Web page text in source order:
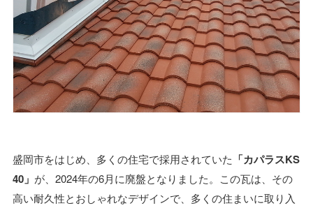
盛岡市をはじめ、多くの住宅で採用されていた 「カパラスKS
40」 が、2024年の6月に廃盤となりました。この瓦は、その
高い耐久性とおしゃれなデザインで、多くの住まいに取り入